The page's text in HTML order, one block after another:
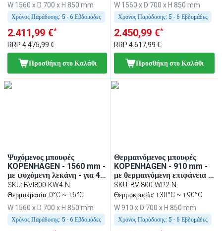
W 1560 x D 700 x H 850 mm
Χρόνος Παράδοσης: 5 - 6 Εβδομάδες
2.411,99 €*
RRP 4.475,99 €
Προσθήκη στο Καλάθι
W 1560 x D 700 x H 850 mm
Χρόνος Παράδοσης: 5 - 6 Εβδομάδες
2.450,99 €*
RRP4.617,99 €
Προσθήκη στο Καλάθι
Ψυχόμενος μπουφές
KOPENHAGEN - 1560 mm -
με ψυχόμενη λεκάνη - για 4 x
GN 1/1 - ανοξείδωτο ατσάλι
SKU: BVI800-KW4-N
Θερμοκρασία: 0°C ~ +6°C
W 1560 x D 700 x H 850 mm
Χρόνος Παράδοσης: 5 - 6 Εβδομάδες
Θερμαινόμενος μπουφές
KOPENHAGEN - 910 mm -
με θερμαινόμενη επιφάνεια -
ανοξείδωτο ατσάλι
SKU: BVI800-WP2-N
Θερμοκρασία: +30°C ~ +90°C
W 910 x D 700 x H 850 mm
Χρόνος Παράδοσης: 5 - 6 Εβδομάδες